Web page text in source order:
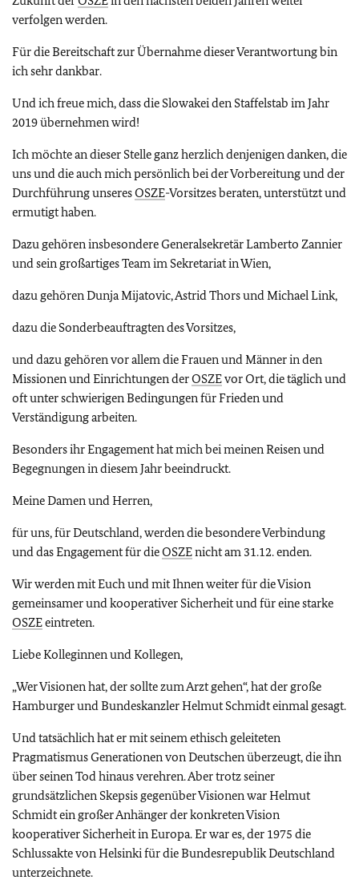
verfolgen werden.
Für die Bereitschaft zur Übernahme dieser Verantwortung bin
ich sehr dankbar.
Und ich freue mich, dass die Slowakei den Staffelstab im Jahr
2019 übernehmen wird!
Ich möchte an dieser Stelle ganz herzlich denjenigen danken, die
uns und die auch mich persönlich bei der Vorbereitung und der
Durchführung unseresOSZE-Vorsitzes beraten, unterstützt und
ermutigt haben.
Dazu gehören insbesondere Generalsekretär Lamberto Zannier
und sein großartiges Team im Sekretariat in Wien,
dazu gehören Dunja Mijatovic, Astrid Thors und Michael Link,
dazu die Sonderbeauftragten des Vorsitzes,
und dazu gehören vor allem die Frauen und Männer in den
Missionen und Einrichtungen derOSZEvor Ort, die täglich und
oft unter schwierigen Bedingungen für Frieden und
Verständigung arbeiten.
Besonders ihr Engagement hat mich bei meinen Reisen und
Begegnungen in diesem Jahr beeindruckt.
Meine Damen und Herren,
für uns, für Deutschland, werden die besondere Verbindung
und das Engagement für dieOSZEnicht am 31.12. enden.
Wir werden mit Euch und mit Ihnen weiter für die Vision
gemeinsamer und kooperativer Sicherheit und für eine starke
OSZEeintreten.
Liebe Kolleginnen und Kollegen,
„Wer Visionen hat, der sollte zum Arzt gehen“, hat der große
Hamburger und Bundeskanzler Helmut Schmidt einmal gesagt.
Und tatsächlich hat er mit seinem ethisch geleiteten
Pragmatismus Generationen von Deutschen überzeugt, die ihn
über seinen Tod hinaus verehren. Aber trotz seiner
grundsätzlichen Skepsis gegenüber Visionen war Helmut
Schmidt ein großer Anhänger der konkreten Vision
kooperativer Sicherheit in Europa. Er war es, der 1975 die
Schlussakte von Helsinki für die Bundesrepublik Deutschland
unterzeichnete.